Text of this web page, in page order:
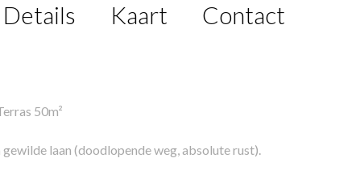
Details Kaart Contact
50m²
laan (doodlopende weg, absolute rust).